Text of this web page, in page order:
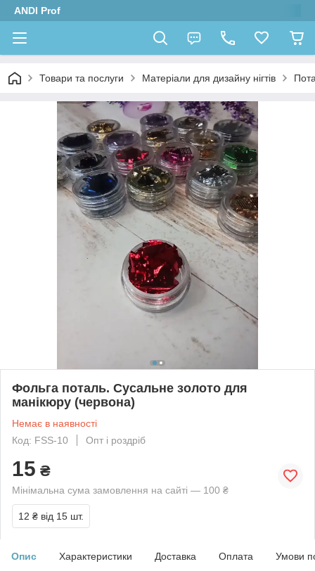
ANDI Prof
Товари та послуги Матеріали для дизайну нігтів
Фольга поталь. Сусальне золото для
манікюру (червона)
Немає в наявності
Код: FSS-10
Опт і роздріб
15 ₴
Мінімальна сума замовлення на сайті — 100 ₴
12 ₴ від 15 шт.
Опис Характеристики Доставка Оплата Умови